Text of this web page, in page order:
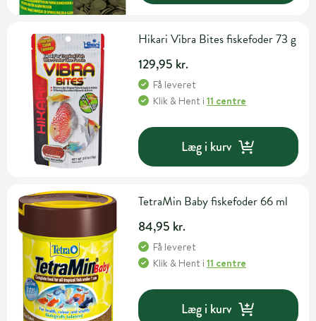
Hikari Vibra Bites fiskefoder 73 g
129,95 kr.
Få leveret
Klik & Hent i11 centre
Læg i kurv
TetraMin Baby fiskefoder 66 ml
84,95 kr.
Få leveret
Klik & Hent i11 centre
Læg i kurv